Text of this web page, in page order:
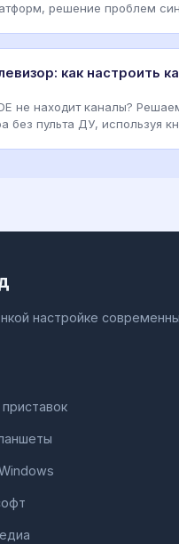
решение проблем
как настроить
не находит каналы?
без пульта ДУ, используя
настройке